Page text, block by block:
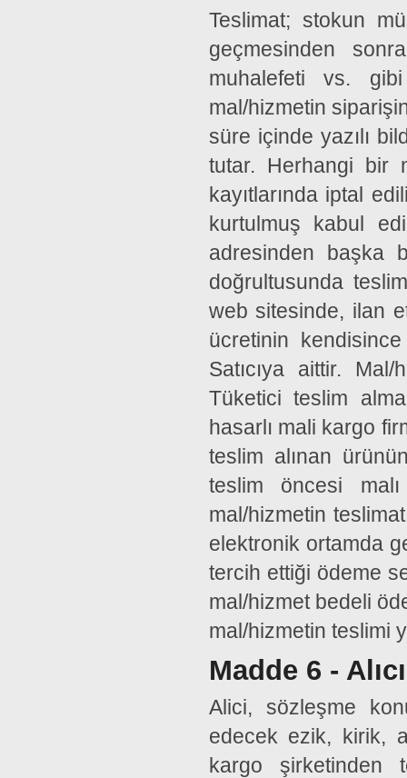
Teslimat; stokun
geçmesinden
muhalefeti vs.
mal/hizmetin
süre içinde yazılı
tutar. Herhangi bir
kayıtlarında iptal
kurtulmuş kabul
adresinden başka
doğrultusunda
web sitesinde, ilan
ücretinin
Satıcıya aittir. Mal/
Tüketici teslim
hasarlı mali kargo
teslim alınan
teslim öncesi
mal/hizmetin
elektronik ortamda
tercih ettiği ödeme
mal/hizmet bedeli
mal/hizmetin teslimi
Madde 6 -
Alici, sözleşme
edecek ezik, kirik,
kargo şirketinden